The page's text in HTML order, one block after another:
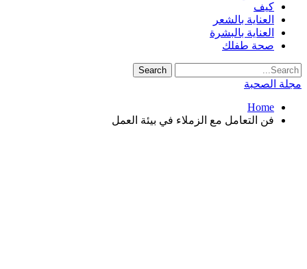
كيف
العناية بالشعر
العناية بالبشرة
صحة طفلك
مجلة الصحبة
Home
فن التعامل مع الزملاء في بيئة العمل